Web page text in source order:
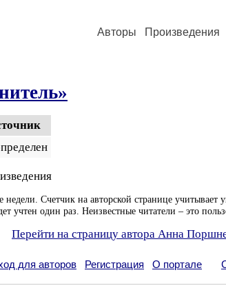
Авторы Произведения
Счетчик на авторской странице
учтен один раз. Неизвестные читатели – это
Перейти на страницу автора Анна
для авторов Регистрация О портале